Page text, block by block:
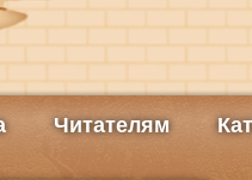
Читателям